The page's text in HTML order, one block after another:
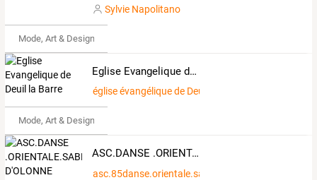
Sylvie Napolitano
Mode, Art & Design
Eglise Evangelique de Deuil la Barre
église évangélique de Deuil la Barre
Mode, Art & Design
ASC.DANSE .ORIENTALE.SABLES D'OLONNE
asc.85danse.orientale.sables.dolonne.over-